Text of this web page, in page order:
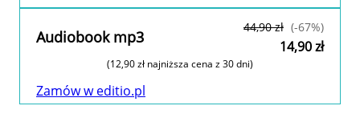
Audiobook mp3 44,90 zł (-67%)
14,90 zł
(12,90 zł najniższa cena z 30 dni)
Zamów w editio.pl